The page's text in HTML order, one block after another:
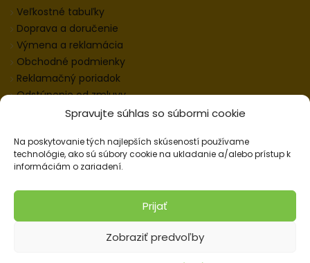
Spravujte súhlas so súbormi cookie
Na poskytovanie tých najlepších skúseností používame
technológie, ako sú súbory cookie na ukladanie a/alebo prístup k
informáciám o zariadení.
Prijať
Zobraziť predvoľby
Veľkostné tabuľky
Doprava a doručenie
Výmena a reklamácia
Obchodné podmienky
Reklamačný poriadok
Odstúpenie od zmluvy
Informácie k odstúpeniu
Nastavenie cookies
vyhradené.